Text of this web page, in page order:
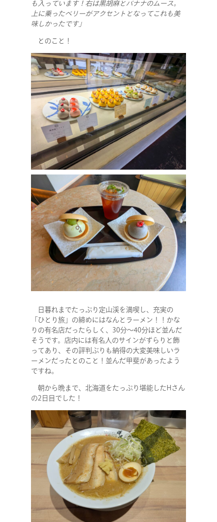
も入っています！右は黒胡麻とバナナのムース。
上に乗ったベリーがアクセントとなってこれも美
味しかったです」
とのこと！
日暮れまでたっぷり定山渓を満喫し、充実の
「ひとり旅」の締めにはなんとラーメン！！かな
りの有名店だったらしく、30分～40分ほど並んだ
そうです。店内には有名人のサインがずらりと飾
ってあり、その評判ぶりも納得の大変美味しいラ
ーメンだったとのこと！並んだ甲斐があったよう
ですね。
朝から晩まで、北海道をたっぷり堪能したHさん
の2日目でした！